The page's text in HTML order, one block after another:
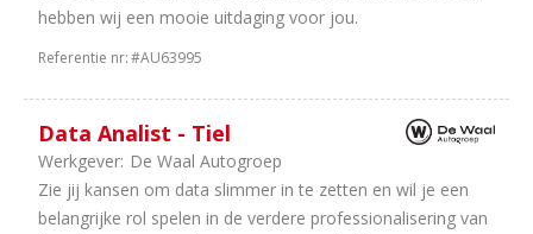
hebben wij een mooie uitdaging voor jou.
Referentie nr:#AU63995
Data Analist - Tiel
Werkgever: De Waal Autogroep
Zie jij kansen om data slimmer in te zetten en wil je een
belangrijke rol spelen in de verdere professionalisering van